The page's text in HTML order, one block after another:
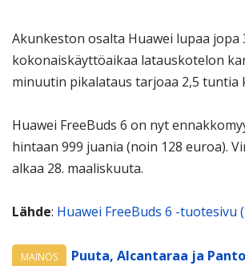
Akunkeston osalta Huawei lupaa jopa
kokonaiskäyttöaikaa latauskotelon
minuutin pikalataus tarjoaa 2,5 tuntia
Huawei FreeBuds 6 on nyt
hintaan 999 juania (noin 128 euroa).
alkaa 28. maaliskuuta.
Lähde: Huawei FreeBuds 6 -tuotesivu
MAINOS
Puuta, Alcantaraa ja